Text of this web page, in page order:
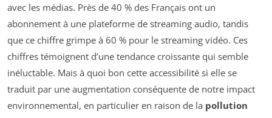
avec les médias. Près de 40 % des Français ont un
abonnement à une plateforme de streaming audio, tandis
que ce chiffre grimpe à 60 % pour le streaming vidéo. Ces
chiffres témoignent d’une tendance croissante qui semble
inéluctable. Mais à quoi bon cette accessibilité si elle se
traduit par une augmentation conséquente de notre impact
environnemental, en particulier en raison de la pollution